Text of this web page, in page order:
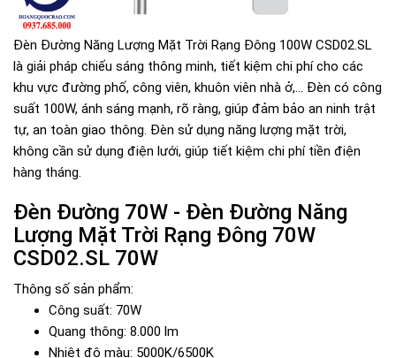
Đèn Đường Năng Lượng Mặt Trời Rạng Đông 100W CSD02.SL
là giải pháp chiếu sáng thông minh, tiết kiệm chi phí cho các
khu vực đường phố, công viên, khuôn viên nhà ở,... Đèn có công
suất 100W, ánh sáng mạnh, rõ ràng, giúp đảm bảo an ninh trật
tự, an toàn giao thông. Đèn sử dụng năng lượng mặt trời,
không cần sử dụng điện lưới, giúp tiết kiệm chi phí tiền điện
hàng tháng.
Đèn Đường 70W - Đèn Đường Năng
Lượng Mặt Trời Rạng Đông 70W
CSD02.SL 70W
Thông số sản phẩm:
Công suất: 70W
Quang thông: 8.000 lm
Nhiệt độ màu: 5000K/6500K